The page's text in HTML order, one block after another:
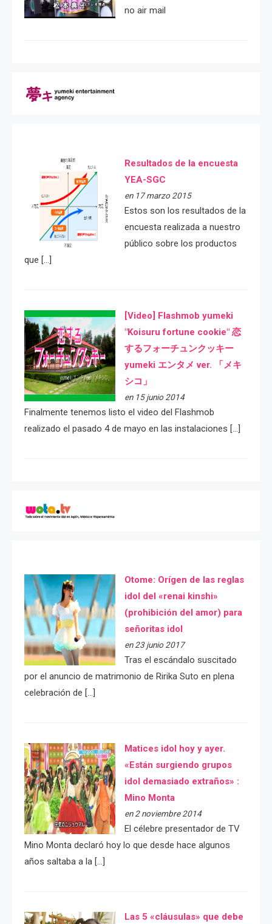
no air mail
Resultados de la encuesta
YEA-SGC
en 17 marzo 2015
Estos son los resultados de la
encuesta realizada a nuestro
público sobre los productos
que […]
[Video] Flashmob yumeki
"Koisuru fortune cookie" 恋
するフォーチュンクッキー
yumeki エンタメ ver. 「メキ
シコ」
en 15 junio 2014
Finalmente tenemos listo el video del Flashmob
realizado el pasado 4 de mayo en las instalaciones […]
Otome: Orígen de las reglas
idol del «renai kinshi»
(prohibición del amor) para
señoritas idol
en 23 junio 2017
Tras el escándalo suscitado
por el anuncio de matrimonio de Ririka Suto en plena
celebración de […]
Matices idol hoy y ayer.
«Están surgiendo grupos
idol demasiado extraños» :
Mino Monta
en 2 noviembre 2014
El célebre presentador de TV
Mino Monta declaró hoy lo que desde hace algunos
años saltaba a la […]
Las 5 «cláusulas» que debe